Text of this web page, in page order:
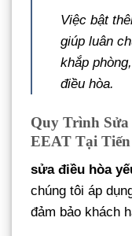
Việc bật
giúp luân
khắp
điều hòa.
Quy Trình
EEAT Tại
sửa điều hòa
chúng tôi áp
đảm bảo khách